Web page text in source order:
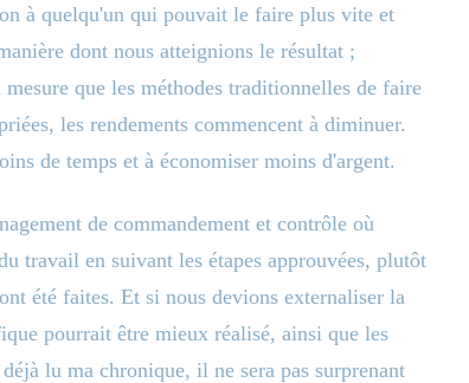
à quelqu'un qui pouvait le faire plus vite et
dont nous atteignions le résultat ;
que les méthodes traditionnelles de faire
les rendements commencent à diminuer.
de temps et à économiser moins d'argent.
de commandement et contrôle où
travail en suivant les étapes approuvées, plutôt
été faites. Et si nous devions externaliser la
pourrait être mieux réalisé, ainsi que les
lu ma chronique, il ne sera pas surprenant